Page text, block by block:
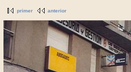
primer anterior